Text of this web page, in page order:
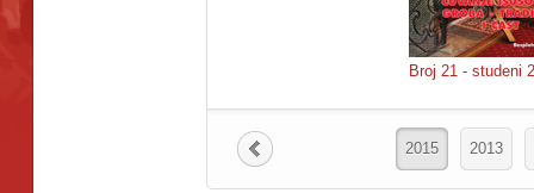
Broj 21 - studeni
2015 2013